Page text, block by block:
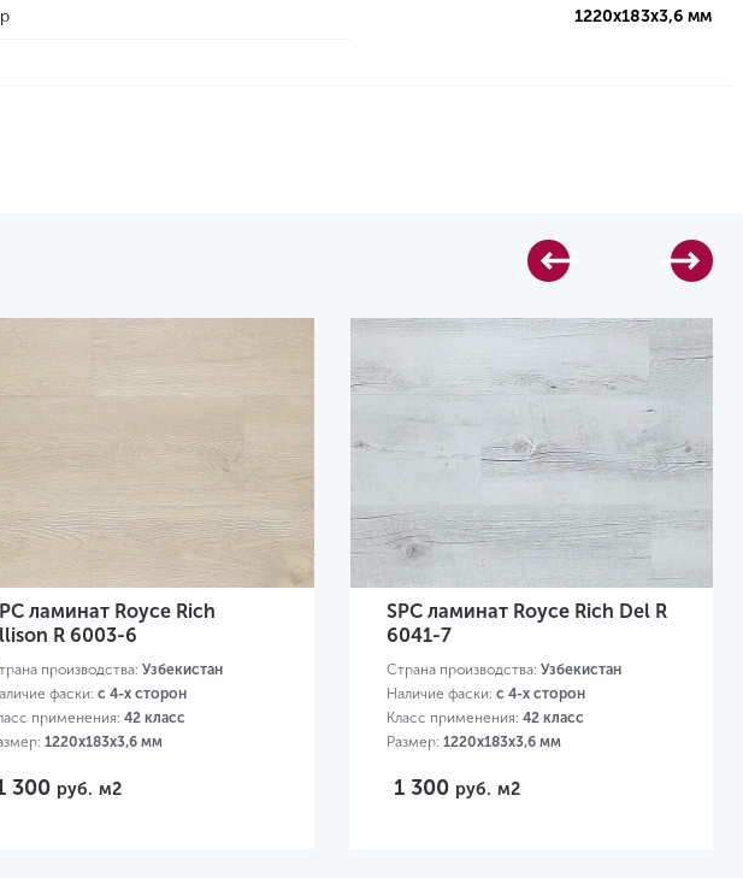
1220х183х3,6 мм
ламинат Royce Rich
R 6003-6
производства: Узбекистан
фаски: с 4-х сторон
применения: 42 класс
1220х183х3,6 мм
300 руб. м2
SPC ламинат Royce Rich Del R
6041-7
Страна производства: Узбекистан
Наличие фаски: с 4-х сторон
Класс применения: 42 класс
Размер: 1220х183х3,6 мм
1 300 руб. м2